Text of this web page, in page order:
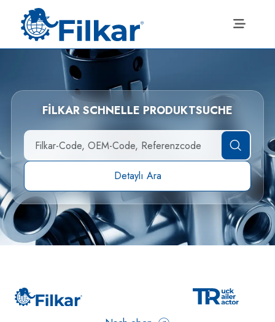
FİLKAR SCHNELLE PRODUKTSUCHE
Detaylı Ara